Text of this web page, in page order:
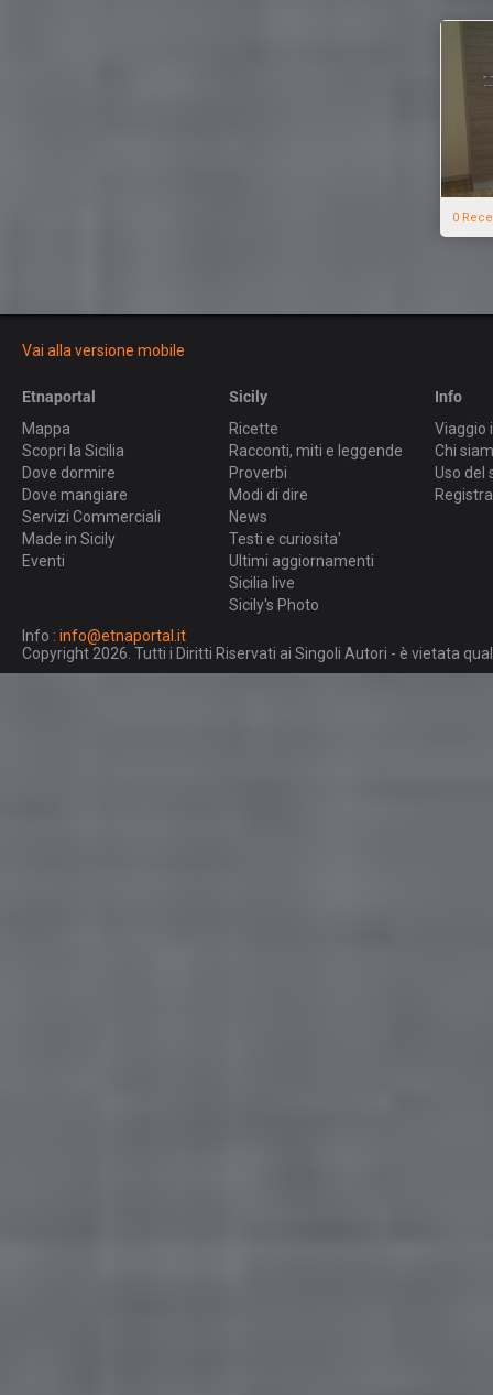
0
Vai alla versione mobile
Etnaportal
Mappa
Scopri la Sicilia
Dove dormire
Dove mangiare
Servizi Commerciali
Made in Sicily
Eventi
Sicily
Ricette
Racconti, miti e leggende
Proverbi
Modi di dire
News
Testi e curiosita'
Ultimi aggiornamenti
Sicilia live
Sicily's Photo
Info
Viaggio
Chi
Uso del
Info : info@etnaportal.it
Copyright 2026. Tutti i Diritti Riservati ai Singoli Autori - è vietata